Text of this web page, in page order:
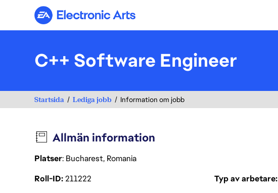
Electronic Arts
C++ Software Engineer
Startsida Lediga jobb Information om jobb
Allmän information
Platser: Bucharest, Romania
Roll-ID211222 Typ av arbetare